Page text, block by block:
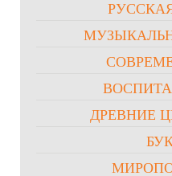
ДРЕВНИЕ